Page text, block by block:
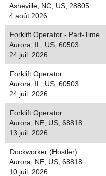
Asheville, NC, US, 28805
4 août 2026
Forklift Operator - Part-Time
Aurora, IL, US, 60503
24 juil. 2026
Forklift Operator
Aurora, IL, US, 60503
24 juil. 2026
Forklift Operator
Aurora, NE, US, 68818
13 juil. 2026
Dockworker (Hostler)
Aurora, NE, US, 68818
10 juil. 2026